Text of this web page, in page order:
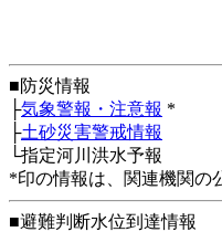
■防災情報
├気象警報・注意報 *
├土砂災害警戒情報
└指定河川洪水予報
*印の情報は、関連機関の
■避難判断水位到達情報